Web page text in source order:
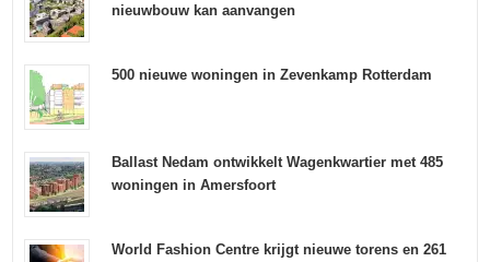
nieuwbouw kan aanvangen
500 nieuwe woningen in Zevenkamp Rotterdam
Ballast Nedam ontwikkelt Wagenkwartier met 485
woningen in Amersfoort
World Fashion Centre krijgt nieuwe torens en 261